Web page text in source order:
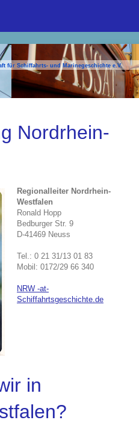
für Schiffahrts- und Marinegeschichte e.V.
Nordrhein-
Regionalleiter Nordrhein-
Westfalen
Ronald Hopp
Bedburger Str. 9
D-41469 Neuss
Tel.: 0 21 31/13 01 83
Mobil: 0172/29 66 340
NRW -at-
Schiffahrtsgeschichte.de
in